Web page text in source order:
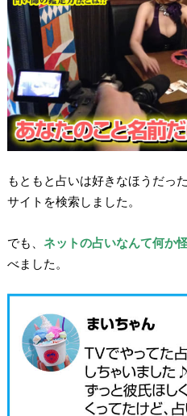
もともと占いは好きなほうだっ
サイトを検索しました。
でも、 ネットの占いなんて何か
べました。